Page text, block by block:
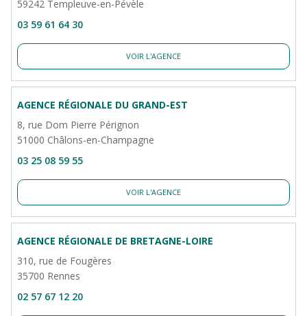
59242 Templeuve-en-Pévèle
03 59 61 64 30
VOIR L'AGENCE
AGENCE RÉGIONALE DU GRAND-EST
8, rue Dom Pierre Pérignon
51000 Châlons-en-Champagne
03 25 08 59 55
VOIR L'AGENCE
AGENCE RÉGIONALE DE BRETAGNE-LOIRE
310, rue de Fougères
35700 Rennes
02 57 67 12 20